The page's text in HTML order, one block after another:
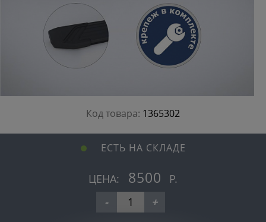
Код товара: 1365302
ЕСТЬ НА СКЛАДЕ
ЦЕНА: 8500
Р.
-
+